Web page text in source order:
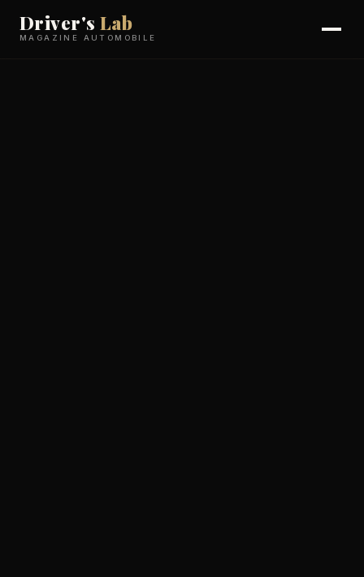
Driver'sLab
MAGAZINE AUTOMOBILE